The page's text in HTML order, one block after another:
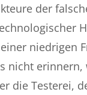
der
niedrigen
nicht
die Testerei,